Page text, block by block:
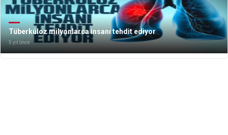
Tüberküloz milyonlarca insanı tehdit ediyor
5 yıl önce